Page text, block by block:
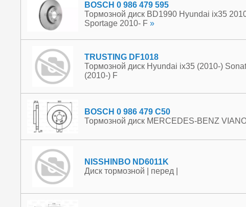
BOSCH 0 986 479 595
Тормозной диск BD1990 Hyundai ix35
Sportage 2010- F »
TRUSTING DF1018
Тормозной диск Hyundai ix35 (2010-)
(2010-) F
BOSCH 0 986 479 C50
Тормозной диск MERCEDES-BENZ
NISSHINBO ND6011K
Диск тормозной | перед |